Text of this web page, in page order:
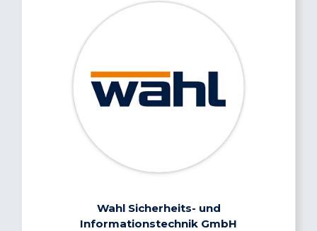
Wahl Sicherheits- und
Informationstechnik GmbH